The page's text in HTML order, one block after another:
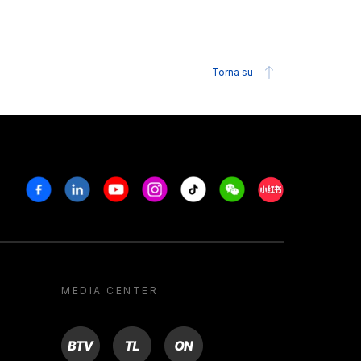
Torna su
FacebookLinkedinYoutubeInstagram
Tiktok WeechatXiaohongshu/
MEDIA CENTER
BTV TL ON